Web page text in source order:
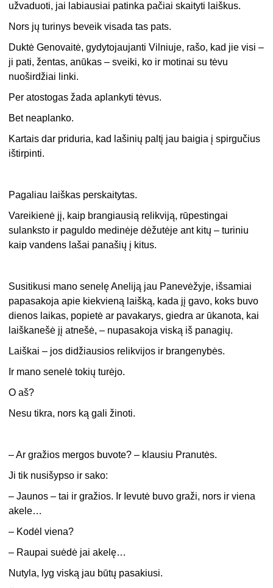
užvaduoti, jai labiausiai patinka pačiai skaityti laiškus.
Nors jų turinys beveik visada tas pats.
Duktė Genovaitė, gydytojaujanti Vilniuje, rašo, kad jie visi –
ji pati, žentas, anūkas – sveiki, ko ir motinai su tėvu
nuoširdžiai linki.
Per atostogas žada aplankyti tėvus.
Bet neaplanko.
Kartais dar priduria, kad lašinių paltį jau baigia į spirgučius
ištirpinti.
Pagaliau laiškas perskaitytas.
Vareikienė jį, kaip brangiausią relikviją, rūpestingai
sulanksto ir paguldo medinėje dėžutėje ant kitų – turiniu
kaip vandens lašai panašių į kitus.
Susitikusi mano senelę Aneliją jau Panevėžyje, išsamiai
papasakoja apie kiekvieną laišką, kada jį gavo, koks buvo
dienos laikas, popietė ar pavakarys, giedra ar ūkanota, kai
laiškanešė jį atnešė, – nupasakoja viską iš panagių.
Laiškai – jos didžiausios relikvijos ir brangenybės.
Ir mano senelė tokių turėjo.
O aš?
Nesu tikra, nors ką gali žinoti.
– Ar gražios mergos buvote? – klausiu Pranutės.
Ji tik nusišypso ir sako:
– Jaunos – tai ir gražios. Ir Ievutė buvo graži, nors ir viena
akele…
– Kodėl viena?
– Raupai suėdė jai akelę…
Nutyla, lyg viską jau būtų pasakiusi.